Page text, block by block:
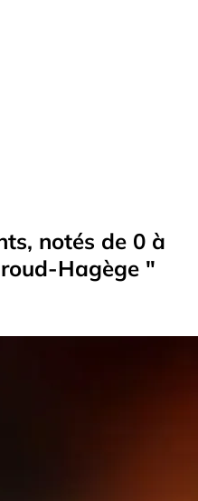
notés de 0 à
Hagège "